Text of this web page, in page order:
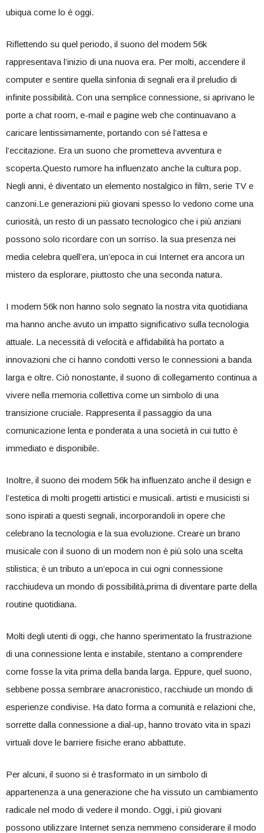
ubiqua come lo ⁤è oggi.
Riflettendo su quel periodo, il suono del modem 56k
rappresentava l’inizio di una nuova‌ era. Per molti, accendere il
computer e sentire quella sinfonia di segnali era il preludio di
infinite possibilità. Con una semplice connessione, si aprivano le
porte a⁤ chat room, e-mail e ‌pagine web che‍ continuavano a
caricare lentissimamente, portando‌ con sé ​l’attesa e
l’eccitazione. Era un suono che ‌prometteva‍ avventura​ e
scoperta.Questo rumore ha ⁤influenzato⁤ anche ⁢la cultura‌ pop.
Negli anni, ​è diventato un elemento nostalgico in film, serie TV e
canzoni.Le generazioni più giovani spesso lo vedono⁢ come una
curiosità, ​un resto di un‍ passato tecnologico che i più anziani
‌possono ⁣solo ricordare con ‌un sorriso. la ⁢sua presenza nei
media⁤ celebra quell’era, ​un’epoca in cui Internet era ‍ancora un
mistero da esplorare, piuttosto che una seconda⁢ natura.
I modem 56k non hanno ​solo segnato la nostra vita quotidiana
ma hanno anche avuto un impatto significativo sulla tecnologia
attuale. ‍La necessità di velocità ‍e affidabilità ha⁢ portato a
innovazioni che ci hanno condotti verso ‍le connessioni a banda
larga ⁢e oltre. ⁢Ciò ⁣nonostante, il suono di collegamento continua a
vivere ‍nella memoria collettiva come un simbolo⁢ di una
transizione cruciale. Rappresenta il passaggio da una
comunicazione lenta e ponderata ⁣a una società in cui tutto è
⁢immediato e disponibile.
Inoltre,⁢ il suono dei modem 56k ha influenzato anche il‍ design e
l’estetica di molti‍ progetti artistici e ​musicali. artisti e musicisti si
sono ispirati‍ a questi segnali, incorporandoli in opere che
celebrano⁣ la tecnologia‌ e la sua⁤ evoluzione. Creare un‌ brano
musicale con ​il suono di⁢ un modem non è più solo una scelta
stilistica; è un tributo a un’epoca in cui ogni connessione
racchiudeva⁣ un mondo di possibilità,prima⁢ di diventare parte ⁣della
routine quotidiana.
Molti degli utenti di oggi, che hanno‌ sperimentato la frustrazione
di una connessione lenta e instabile, stentano a ‌comprendere
come fosse la vita prima della banda larga. Eppure, quel suono,
sebbene possa sembrare anacronistico, racchiude un mondo di
esperienze condivise. Ha ‌dato forma a comunità e relazioni che,⁢
sorrette dalla connessione a dial-up, hanno trovato vita in spazi
virtuali⁢ dove le barriere ​fisiche erano abbattute.
Per alcuni,⁤ il suono si ⁤è ⁢trasformato in ⁣un simbolo di
appartenenza ‍a una generazione che ha⁣ vissuto⁢ un cambiamento
radicale ‌nel modo di vedere il mondo. ‍Oggi, i più giovani
possono utilizzare Internet senza‍ nemmeno ​considerare il modo